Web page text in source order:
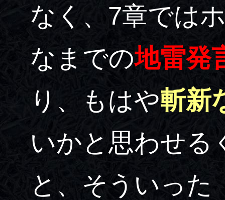
なく、7章では
なまでの地雷発
り、もはや斬新
いかと思わせる
と、そういった